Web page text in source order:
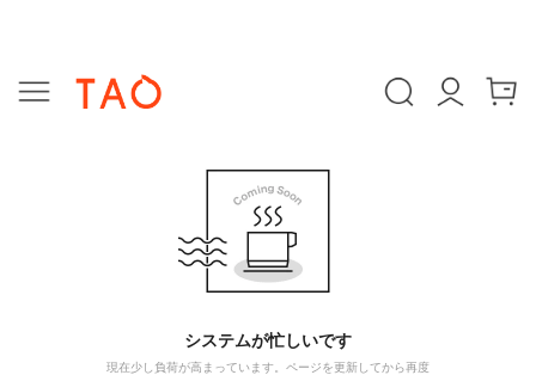
システムが忙しいです
現在少し負荷が高まっています。ページを更新してから再度